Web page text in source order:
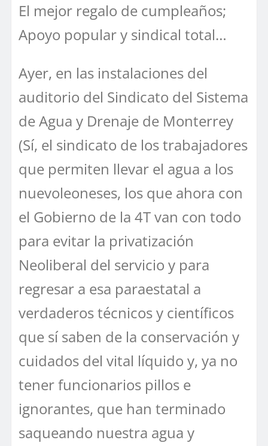
El mejor regalo de cumpleaños;
Apoyo popular y sindical total…
Ayer, en las instalaciones del
auditorio del Sindicato del Sistema
de Agua y Drenaje de Monterrey
(Sí, el sindicato de los trabajadores
que permiten llevar el agua a los
nuevoleoneses, los que ahora con
el Gobierno de la 4T van con todo
para evitar la privatización
Neoliberal del servicio y para
regresar a esa paraestatal a
verdaderos técnicos y científicos
que sí saben de la conservación y
cuidados del vital líquido y, ya no
tener funcionarios pillos e
ignorantes, que han terminado
saqueando nuestra agua y